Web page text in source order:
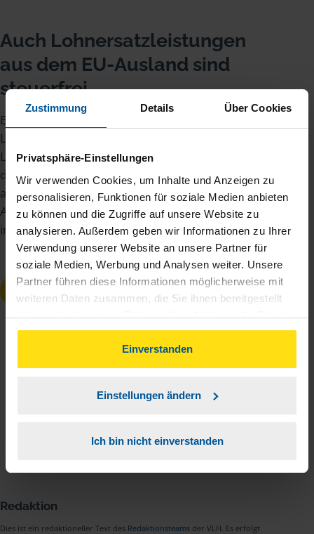
Zustimmung Details Über Cookies
Privatsphäre-Einstellungen
Wir verwenden Cookies, um Inhalte und Anzeigen zu
personalisieren, Funktionen für soziale Medien anbieten
zu können und die Zugriffe auf unsere Website zu
analysieren. Außerdem geben wir Informationen zu Ihrer
Verwendung unserer Website an unsere Partner für
soziale Medien, Werbung und Analysen weiter. Unsere
Partner führen diese Informationen möglicherweise mit
weiteren Daten zusammen, die Sie ihnen bereitgestellt
haben oder die sie im Rahmen Ihrer Nutzung der Dienste
gesammelt haben. Indem Sie auf Einverstanden klicken,
können Sie der Verwendung von Cookies, gemäß
unserer➔ Datenschutzrichtliniezustimmen.
Einverstanden
Einstellungen ändern
Ich bin nicht einverstanden
Auch Lohnersatzleistungen
aus dem EU-Ausland sind
steuerfrei
Beziehen Sie Lohnersatzleistungen aus einem
Land der Europäischen Union (EU), Island,
Liechtenstein, Norwegen oder der Schweiz, sind
diese in Deutschland steuerfrei. Sie unterliegen
aber auch dem Progressionsvorbehalt. Das heißt:
Ab 410 Euro müssen Sie die Lohnersatzleistungen
in IhreSteuererklärung eintragen.
ÜBRIGENS:
Die Steuerfreiheit gilt seit 29. Februar
Einkommensersatzleistungen aus dem
Ausland steuerpflichtig.
Sie sind unsicher, ob und wo Sie Ihre
die Steuererklärung.
Redaktion
Dies ist ein redaktioneller Text des Redaktionsteams der VLH. Es erfolgt